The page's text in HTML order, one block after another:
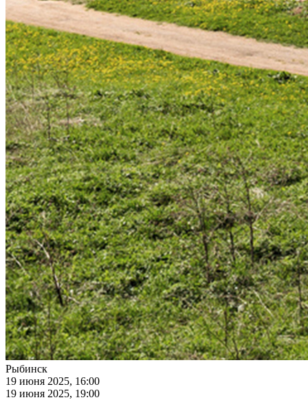
Рыбинск
19 июня 2025, 16:00
19 июня 2025, 19:00